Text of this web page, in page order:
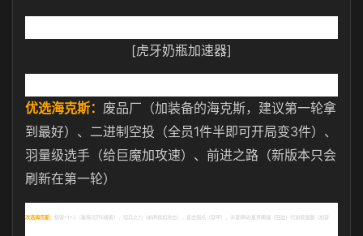
[虎牙奶瓶加速器]
优选海克斯： 废品厂（加装备的海克斯，建议第一轮拿
到最好）、二进制空投（全员1件半即可开局变3件）、
羽量级选手（给巨魔加攻速）、前进之路（新版本只会
刷新在第一轮）
次选海克斯： 极客+1+2 （看情况开 6 极客）、短兵之力（前两排加攻击）、直击弱点（穿甲）、杀意律动 / 星界赐福（回血）代谢增速器（加容